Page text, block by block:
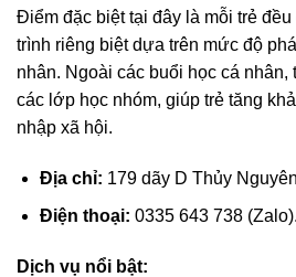
Điểm đặc biệt tại đây là mỗi trẻ
trình riêng biệt dựa trên mức độ
nhân. Ngoài các buổi học cá nhân,
các lớp học nhóm, giúp trẻ tăng
nhập xã hội.
Địa chỉ: 179 dãy D Thủy
Điện thoại: 0335 643 738 (Zalo).
Dịch vụ nổi bật: